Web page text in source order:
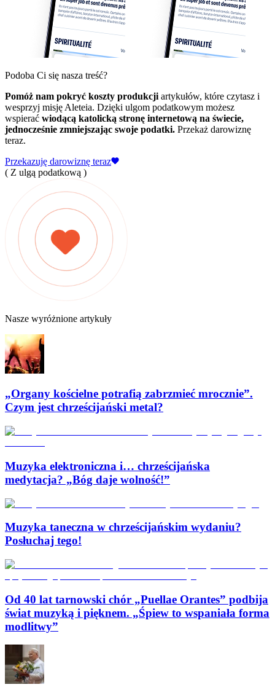
Podoba Ci się nasza treść?
Pomóż nam pokryć koszty produkcji artykułów, które czytasz i
wesprzyj misję Aleteia. Dzięki ulgom podatkowym możesz
wspierać wiodącą katolicką stronę internetową na świecie,
jednocześnie zmniejszając swoje podatki. Przekaż darowiznę
teraz.
Przekazuję darowiznę teraz
( Z ulgą podatkową )
Nasze wyróżnione artykuły
„Organy kościelne potrafią zabrzmieć mrocznie”.
Czym jest chrześcijański metal?
Muzyka elektroniczna i… chrześcijańska
medytacja? „Bóg daje wolność!”
Muzyka taneczna w chrześcijańskim wydaniu?
Posłuchaj tego!
Od 40 lat tarnowski chór „Puellae Orantes” podbija
świat muzyką i pięknem. „Śpiew to wspaniała forma
modlitwy”